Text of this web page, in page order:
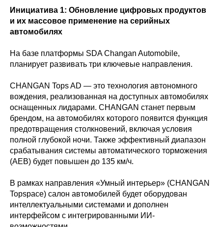
Инициатива 1: Обновление цифровых продуктов
и их массовое применение на серийных
автомобилях
На базе платформы SDA Changan Automobile,
планирует развивать три ключевые направления.
CHANGAN Tops AD — это технология автономного
вождения, реализованная на доступных автомобилях
оснащенных лидарами. CHANGAN станет первым
брендом, на автомобилях которого появится функция
предотвращения столкновений, включая условия
полной глубокой ночи. Также эффективный диапазон
срабатывания системы автоматического торможения
(AEB) будет повышен до 135 км/ч.
В рамках направления «Умный интерьер» (CHANGAN
Topspace) салон автомобилей будет оборудован
интеллектуальными системами и дополнен
интерфейсом с интегрированными ИИ-